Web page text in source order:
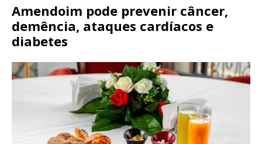
Amendoim pode prevenir câncer,
demência, ataques cardíacos e
diabetes